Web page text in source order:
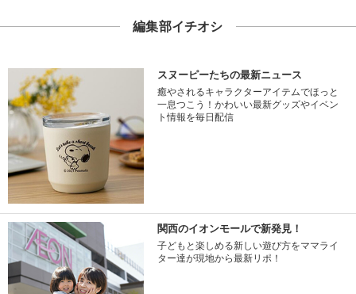
編集部イチオシ
スヌーピーたちの最新ニュース
癒やされるキャラクターアイテムでほっと
一息つこう！かわいい最新グッズやイベン
ト情報を毎日配信
関西のイオンモールで新発見！
子どもと楽しめる新しい遊び方をママライ
ター達が現地から最新リポ！